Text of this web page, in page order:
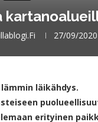
27/09/2020
läikähdys.
erityinen